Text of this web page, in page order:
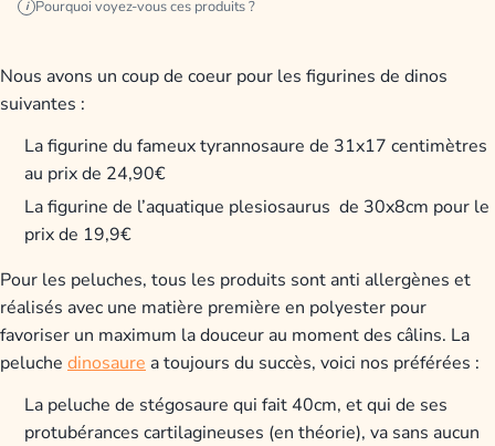
i Pourquoi voyez-vous ces produits ?
Nous avons un coup de coeur pour les figurines de dinos
suivantes :
La figurine du fameux tyrannosaure de 31x17 centimètres
au prix de 24,90€
La figurine de l’aquatique plesiosaurus de 30x8cm pour le
prix de 19,9€
Pour les peluches, tous les produits sont anti allergènes et
réalisés avec une matière première en polyester pour
favoriser un maximum la douceur au moment des câlins. La
peluche dinosaure a toujours du succès, voici nos préférées :
La peluche de stégosaure qui fait 40cm, et qui de ses
protubérances cartilagineuses (en théorie), va sans aucun